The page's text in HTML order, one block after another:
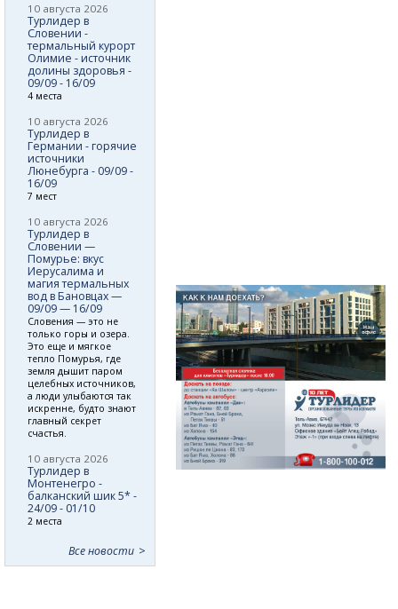
10 августа 2026
Турлидер в
Словении -
термальный курорт
Олимие - источник
долины здоровья -
09/09 - 16/09
4 места
10 августа 2026
Турлидер в
Германии - горячие
источники
Люнебурга - 09/09 -
16/09
7 мест
10 августа 2026
Турлидер в
Словении —
Помурье: вкус
Иерусалима и
магия термальных
вод в Бановцах —
09/09 — 16/09
Словения — это не
только горы и озера.
Это еще и мягкое
тепло Помурья, где
земля дышит паром
целебных источников,
а люди улыбаются так
искренне, будто знают
главный секрет
счастья.
10 августа 2026
Турлидер в
Монтенегро -
балканский шик 5* -
24/09 - 01/10
2 места
Все новости